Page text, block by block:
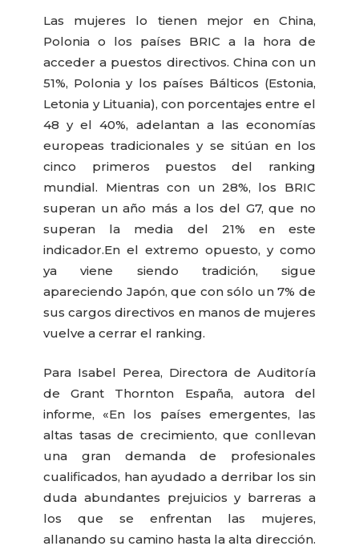
Las mujeres lo tienen mejor en China,
Polonia o los países BRIC a la hora de
acceder a puestos directivos. China con un
51%, Polonia y los países Bálticos (Estonia,
Letonia y Lituania), con porcentajes entre el
48 y el 40%, adelantan a las economías
europeas tradicionales y se sitúan en los
cinco primeros puestos del ranking
mundial. Mientras con un 28%, los BRIC
superan un año más a los del G7, que no
superan la media del 21% en este
indicador.En el extremo opuesto, y como
ya viene siendo tradición, sigue
apareciendo Japón, que con sólo un 7% de
sus cargos directivos en manos de mujeres
vuelve a cerrar el ranking.
Para Isabel Perea, Directora de Auditoría
de Grant Thornton España, autora del
informe, «En los países emergentes, las
altas tasas de crecimiento, que conllevan
una gran demanda de profesionales
cualificados, han ayudado a derribar los sin
duda abundantes prejuicios y barreras a
los que se enfrentan las mujeres,
allanando su camino hasta la alta dirección.